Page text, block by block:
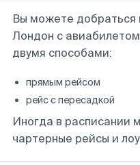
Вы можете добраться
Лондон с
двумя способами:
прямым рейсом
рейс с пересадкой
Иногда в расписании
чартерные рейсы и